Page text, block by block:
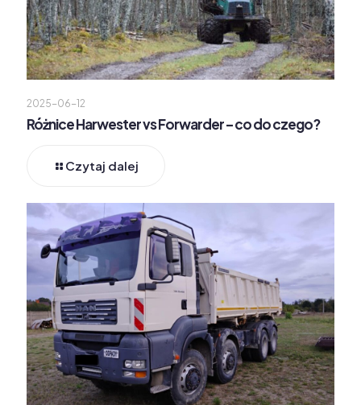
2025-06-12
Różnice Harwester vs Forwarder – co do czego?
Czytaj dalej